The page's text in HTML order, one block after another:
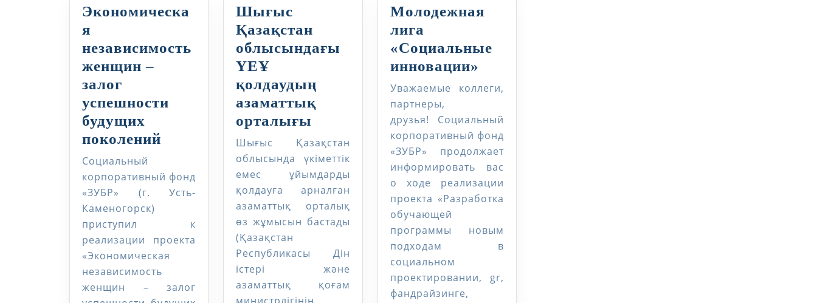
Экономическа
я
независимость
женщин –
залог
успешности
будущих
поколений Экономическая
независимость
женщин
успешности
будущих
поколений
Социальный
корпоративный фонд
«ЗУБР» (г. Усть-
Каменогорск)
приступил к
реализации проекта
«Экономическая
независимость
женщин – залог
Шығыс
Қазақстан
облысындағы
ҮЕҰ
қолдаудың
азаматтық
орталығы
Қазақстан
облысындағы
ҮЕҰ
қолдаудың
азаматтық
орталығы
Шығыс Қазақстан
облысында үкіметтік
емес ұйымдарды
қолдауға арналған
азаматтық орталық
өз жұмысын бастады
(Қазақстан
Республикасы Дін
істері және
азаматтық қоғам
Молодежная
лига
«Социальные
инновации»
лига
инновации»
Уважаемые коллеги,
партнеры,
друзья! Социальный
корпоративный фонд
«ЗУБР» продолжает
информировать вас
о ходе реализации
проекта «Разработка
обучающей
программы новым
подходам в
социальном
проектировании, gr,
фандрайзинге,